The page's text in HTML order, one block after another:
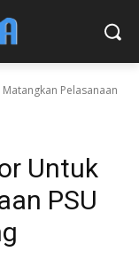
Pelasanaan
Untuk
PSU